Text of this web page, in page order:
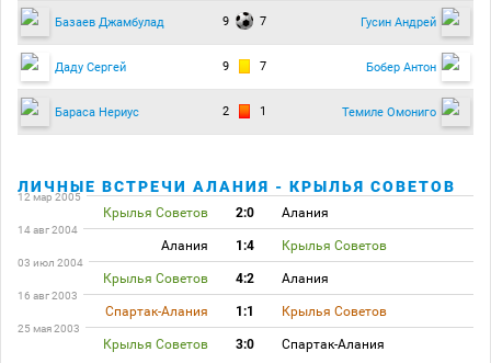
Базаев Джамбулад 9 7 Гусин Андрей
Даду Сергей 9 7 Бобер Антон
Бараса Нериус 2 1 Темиле Омониго
ЛИЧНЫЕ ВСТРЕЧИ АЛАНИЯ - КРЫЛЬЯ СОВЕТОВ
12 мар 2005
Крылья Советов 2:0 Алания
14 авг 2004
Алания 1:4 Крылья Советов
03 июл 2004
Крылья Советов 4:2 Алания
16 авг 2003
Спартак-Алания 1:1 Крылья Советов
25 мая 2003
Крылья Советов 3:0 Спартак-Алания